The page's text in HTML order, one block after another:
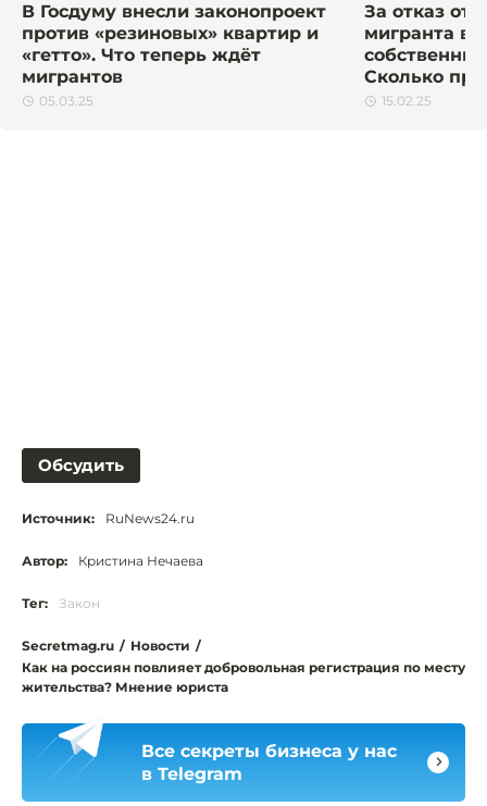
В Госдуму внесли законопроект
против «резиновых» квартир и
«гетто». Что теперь ждёт
мигрантов
05.03.25
За отказ от
мигранта в
Сколько
15.02.25
Обсудить
Источник: RuNews24.ru
Автор: Кристина Нечаева
Тег: Закон
Secretmag.ru / Новости /
Как на россиян повлияет добровольная регистрация по месту
жительства? Мнение юриста
Все секреты бизнеса у нас
в Telegram